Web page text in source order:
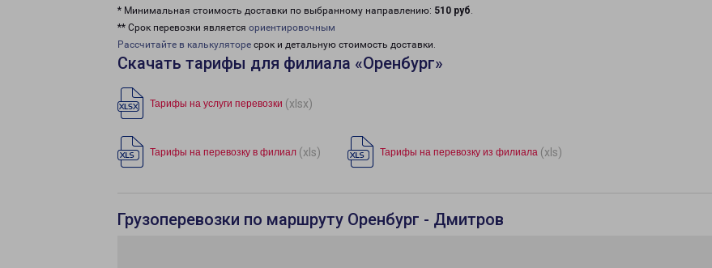
* Минимальная стоимость доставки по выбранному направлению: 510 руб.
** Срок перевозки является ориентировочным
Рассчитайте в калькуляторе срок и детальную стоимость доставки.
Скачать тарифы для филиала «Оренбург»
Тарифы на услуги перевозки (xlsx)
Тарифы на перевозку в филиал (xls) Тарифы на перевозку из филиала (xls)
Грузоперевозки по маршруту Оренбург - Дмитров